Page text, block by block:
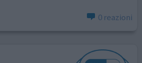
0 reazioni